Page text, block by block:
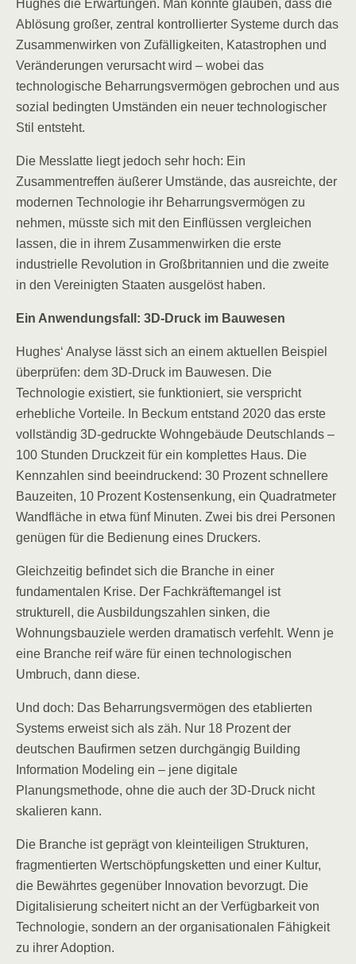
Hughes die Erwartungen. Man könnte glauben, dass die
Ablösung großer, zentral kontrollierter Systeme durch das
Zusammenwirken von Zufälligkeiten, Katastrophen und
Veränderungen verursacht wird – wobei das
technologische Beharrungsvermögen gebrochen und aus
sozial bedingten Umständen ein neuer technologischer
Stil entsteht.
Die Messlatte liegt jedoch sehr hoch: Ein
Zusammentreffen äußerer Umstände, das ausreichte, der
modernen Technologie ihr Beharrungsvermögen zu
nehmen, müsste sich mit den Einflüssen vergleichen
lassen, die in ihrem Zusammenwirken die erste
industrielle Revolution in Großbritannien und die zweite
in den Vereinigten Staaten ausgelöst haben.
Ein Anwendungsfall: 3D-Druck im Bauwesen
Hughes‘ Analyse lässt sich an einem aktuellen Beispiel
überprüfen: dem 3D-Druck im Bauwesen. Die
Technologie existiert, sie funktioniert, sie verspricht
erhebliche Vorteile. In Beckum entstand 2020 das erste
vollständig 3D-gedruckte Wohngebäude Deutschlands –
100 Stunden Druckzeit für ein komplettes Haus. Die
Kennzahlen sind beeindruckend: 30 Prozent schnellere
Bauzeiten, 10 Prozent Kostensenkung, ein Quadratmeter
Wandfläche in etwa fünf Minuten. Zwei bis drei Personen
genügen für die Bedienung eines Druckers.
Gleichzeitig befindet sich die Branche in einer
fundamentalen Krise. Der Fachkräftemangel ist
strukturell, die Ausbildungszahlen sinken, die
Wohnungsbauziele werden dramatisch verfehlt. Wenn je
eine Branche reif wäre für einen technologischen
Umbruch, dann diese.
Und doch: Das Beharrungsvermögen des etablierten
Systems erweist sich als zäh. Nur 18 Prozent der
deutschen Baufirmen setzen durchgängig Building
Information Modeling ein – jene digitale
Planungsmethode, ohne die auch der 3D-Druck nicht
skalieren kann.
Die Branche ist geprägt von kleinteiligen Strukturen,
fragmentierten Wertschöpfungsketten und einer Kultur,
die Bewährtes gegenüber Innovation bevorzugt. Die
Digitalisierung scheitert nicht an der Verfügbarkeit von
Technologie, sondern an der organisationalen Fähigkeit
zu ihrer Adoption.